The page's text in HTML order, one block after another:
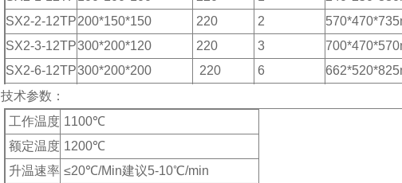
SX2-2-12TP200*150*150 220 2
SX2-3-12TP300*200*120 220 3
SX2-6-12TP300*200*200 220 6
SX2-9-12TP
技术参数：
工作温度 1100℃
额定温度 1200℃
升温速率 ≤20℃/Min建议5-10℃/min